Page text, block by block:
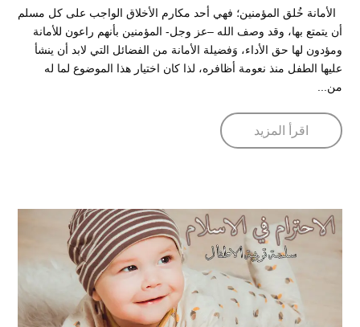
الأمانة خُلق المؤمنين؛ فهي أحد مكارم الأخلاق الواجب على كل مسلم
أن يتمتع بها، وقد وصف الله –عز وجل- المؤمنين بأنهم راعون للأمانة
ومؤدون لها حق الأداء، وَفضيلة الأمانة من الفضائل التي لابد أن ينشأ
عليها الطفل منذ نعومة أظافره، لذا كان اختيار هذا الموضوع لما له
من...
اقرأ المزيد